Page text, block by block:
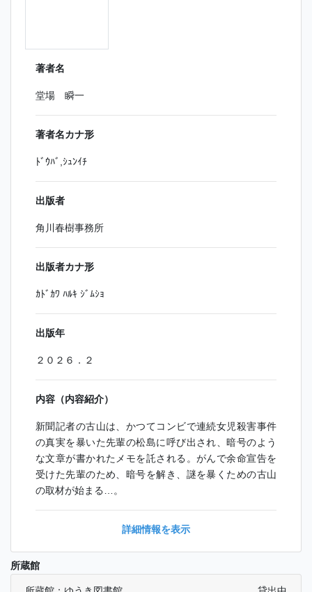
著者名
堂場 瞬一
著者名カナ形
ﾄﾞｳﾊﾞ,ｼｭﾝｲﾁ
出版者
角川春樹事務所
出版者カナ形
ｶﾄﾞｶﾜ ﾊﾙｷ ｼﾞﾑｼｮ
出版年
２０２６．２
内容（内容紹介）
新聞記者の古山は、かつてコンビで連続女児殺害事件
の真実を暴いた先輩の松島に呼び出され、暗号のよう
な文章が書かれたメモを託される。がんで余命宣告を
受けた先輩のため、暗号を解き、謎を暴くための古山
の取材が始まる…。
詳細情報を表示
所蔵館